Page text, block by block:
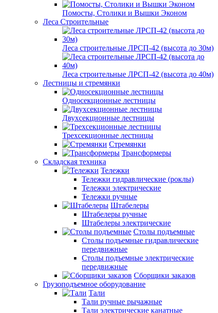
Помосты, Столики и Вышки Эконом
Леса Строительные
Леса строительные ЛРСП-42 (высота до 30м)
Леса строительные ЛРСП-42 (высота до 40м)
Лестницы и стремянки
Односекционные лестницы
Двухсекционные лестницы
Трехсекционные лестницы
Стремянки
Трансформеры
Складская техника
Тележки
Тележки гидравлические (роклы)
Тележки электрические
Тележки ручные
Штабелеры
Штабелеры ручные
Штабелеры электрические
Столы подъемные
Столы подъемные гидравлические
передвижные
Столы подъемные электрические
передвижные
Сборщики заказов
Грузоподъемное оборудование
Тали
Тали ручные рычажные
Тали электрические канатные